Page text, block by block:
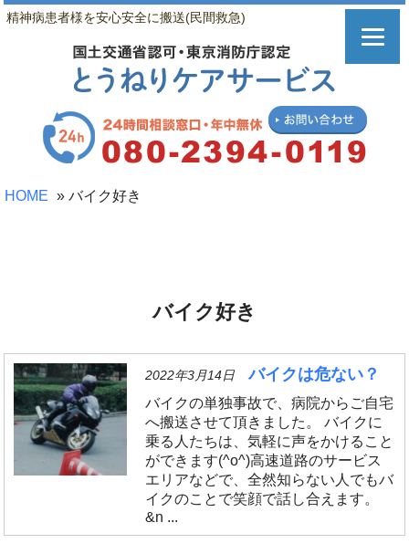
精神病患者様を安心安全に搬送(民間救急)
HOME » バイク好き
バイク好き
2022年3月14日 バイクは危ない？
バイクの単独事故で、病院からご自宅
へ搬送させて頂きました。 バイクに
乗る人たちは、気軽に声をかけること
ができます(^o^)高速道路のサービス
エリアなどで、全然知らない人でもバ
イクのことで笑顔で話し合えます。
&n ...